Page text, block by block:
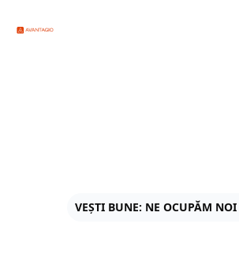
VEȘTI BUNE: NE OCUPĂM NOI